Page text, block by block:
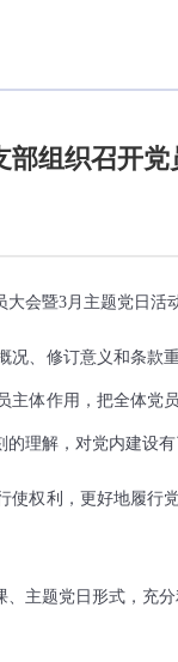
部组织召开党
会暨3月主题党日活
、修订意义和条
体作用，把全体
理解，对党内建设有
权利，更好地履
主题党日形式，充